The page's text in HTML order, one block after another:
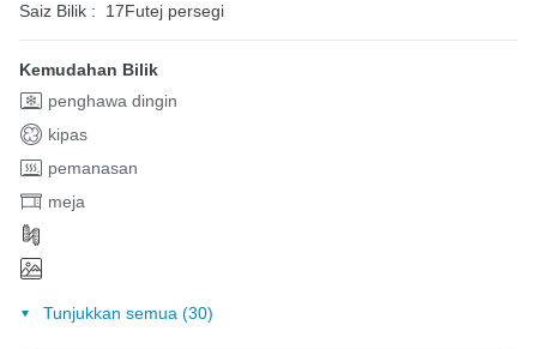
Saiz Bilik :
17Futej persegi
Kemudahan Bilik
penghawa dingin
kipas
pemanasan
meja
Tunjukkan semua (30)